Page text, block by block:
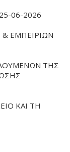
06-2026
ΕΜΠΕΙΡΙΩΝ
ΤΗΣ
ΚΑΙ ΤΗ